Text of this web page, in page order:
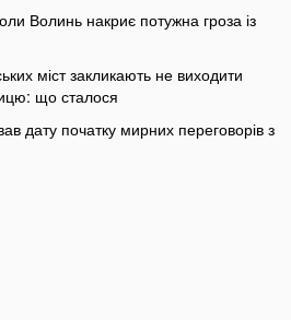
Волинь накриє потужна гроза із
міст закликають не виходити
що сталося
дату початку мирних переговорів з
аварії на Соборності: шокуючі